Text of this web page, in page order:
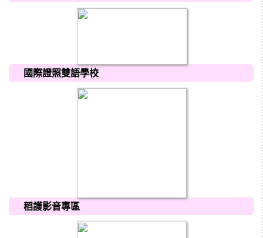
國際證照雙語學校
稻護影音專區